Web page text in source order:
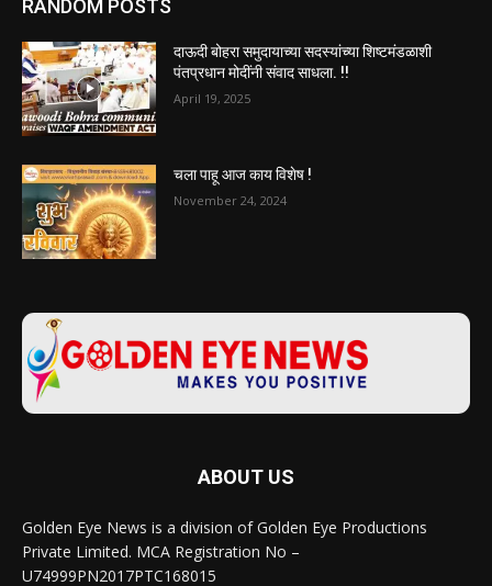
RANDOM POSTS
दाऊदी बोहरा समुदायाच्या सदस्यांच्या शिष्टमंडळाशी
पंतप्रधान मोदींनी संवाद साधला. !!
April 19, 2025
चला पाहू आज काय विशेष !
November 24, 2024
ABOUT US
Golden Eye News is a division of Golden Eye Productions
Private Limited. MCA Registration No –
U74999PN2017PTC168015